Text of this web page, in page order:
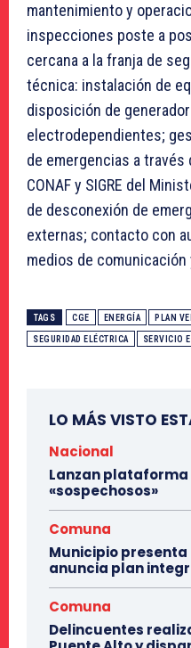
mantenimiento y
inspecciones poste a
cercana a la franja de
técnica: instalación de
disposición de
electrodependientes;
de emergencias a través
CONAF y SIGRE del
de desconexión de
externas; contacto con
medios de
TAGS CGE ENERGÍA PLAN
SEGURIDAD ELÉCTRICA SERVICIO
LO MÁS VISTO
Nacional
Lanzan
«sospechosos»
Comuna
Municipio
anuncia plan
Comuna
Delincuentes